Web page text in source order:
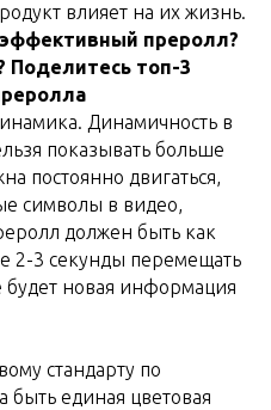
влияет на их жизнь.
преролл?
Поделитесь топ-3
Динамичность в
показывать больше
постоянно двигаться,
символы в видео,
должен быть как
2-3 секунды перемещать
будет новая информация
стандарту по
быть единая цветовая